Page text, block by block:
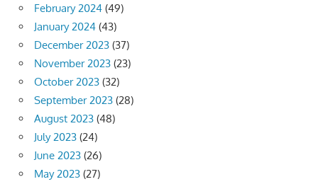
February 2024 (49)
January 2024 (43)
December 2023 (37)
November 2023 (23)
October 2023 (32)
September 2023 (28)
August 2023 (48)
July 2023 (24)
June 2023 (26)
May 2023 (27)